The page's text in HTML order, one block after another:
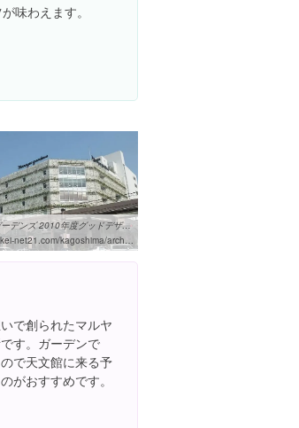
味わえます。
マルヤガーデンズ 2010年度グッドデザイン賞受賞 | AreaBiz鹿児島 ...
net21.com/kagoshima/archives/1069
で創られたマルヤ
す。ガーデンで
で天文館に来る予
がおすすめです。